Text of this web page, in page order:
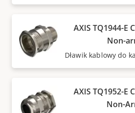
AXIS TQ1944-E
Non-
Dławik kablowy do
AXIS TQ1952-E
Non-